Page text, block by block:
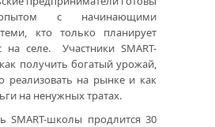
опытом с начинающими
кто только планирует
на селе. Участники SMART-
получить богатый урожай,
реализовать на рынке и как
на ненужных тратах.
SMART-школы продлится 30